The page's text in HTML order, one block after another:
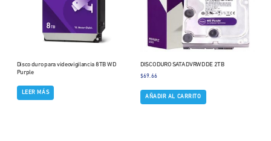
Disco duro para videovigilancia 8TB WD
Purple
LEER MÁS
DISCO DURO SATA DVRWD DE 2TB
$69.66
AÑADIR AL CARRITO